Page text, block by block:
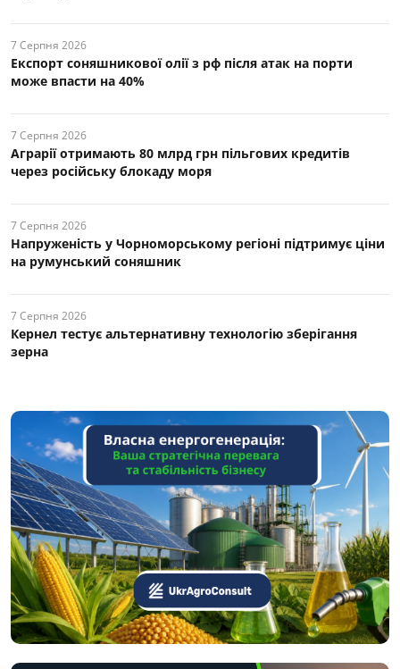
7 Серпня 2026
Експорт соняшникової олії з рф після атак на порти
може впасти на 40%
7 Серпня 2026
Аграрії отримають 80 млрд грн пільгових кредитів
через російську блокаду моря
7 Серпня 2026
Напруженість у Чорноморському регіоні підтримує ціни
на румунський соняшник
7 Серпня 2026
Кернел тестує альтернативну технологію зберігання
зерна